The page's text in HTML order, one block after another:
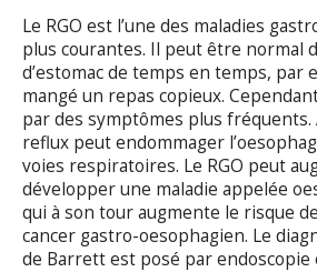
Le RGO est l’une des maladies
plus courantes. Il peut être normal
d’estomac de temps en temps, par
mangé un repas copieux.
par des symptômes plus fréquents.
reflux peut endommager
voies respiratoires. Le RGO peut
développer une maladie appelée
qui à son tour augmente le risque
cancer gastro-oesophagien. Le
de Barrett est posé par endoscopie